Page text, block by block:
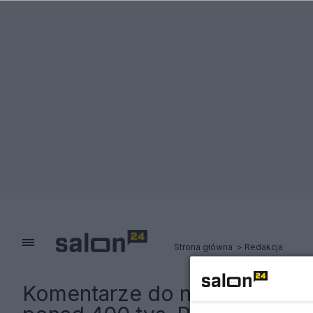
Strona główna Redakcja
Komentarze do notki: